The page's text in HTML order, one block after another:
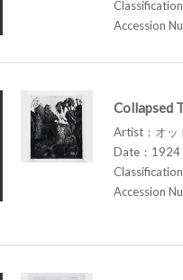
Accession
Collapsed
Artist：オ
Date：1924
Accession